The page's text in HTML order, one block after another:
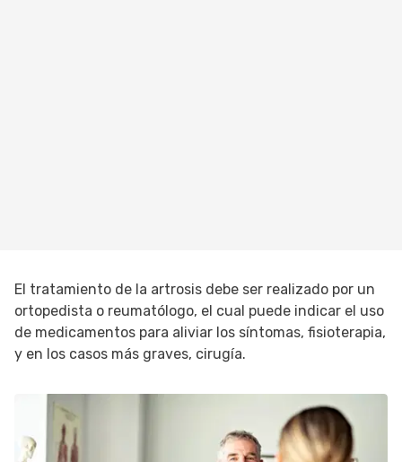
El tratamiento de la artrosis debe ser realizado por un
ortopedista o reumatólogo, el cual puede indicar el uso
de medicamentos para aliviar los síntomas, fisioterapia,
y en los casos más graves, cirugía.